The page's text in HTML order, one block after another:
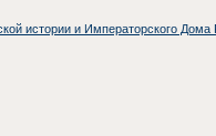
истории и Императорского